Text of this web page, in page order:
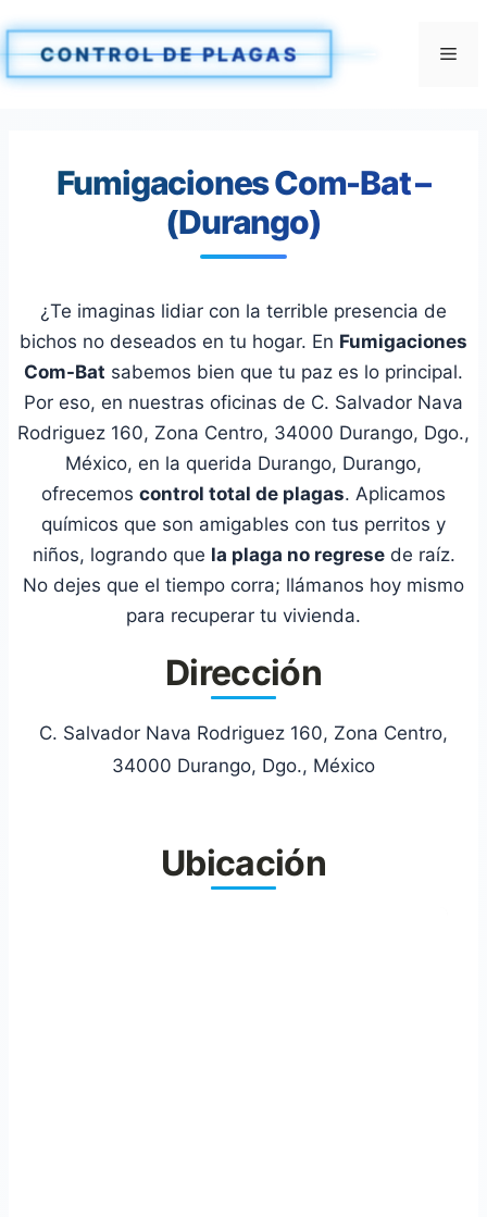
contenido
CONTROL DE PLAGAS
Fumigaciones Com-Bat –
(Durango)
¿Te imaginas lidiar con la terrible presencia de
bichos no deseados en tu hogar. En Fumigaciones
Com-Bat sabemos bien que tu paz es lo principal.
Por eso, en nuestras oficinas de C. Salvador Nava
Rodriguez 160, Zona Centro, 34000 Durango, Dgo.,
México, en la querida Durango, Durango,
ofrecemos control total de plagas. Aplicamos
químicos que son amigables con tus perritos y
niños, logrando que la plaga no regresede raíz.
No dejes que el tiempo corra; llámanos hoy mismo
para recuperar tu vivienda.
Dirección
C. Salvador Nava Rodriguez 160, Zona Centro,
34000 Durango, Dgo., México
Ubicación